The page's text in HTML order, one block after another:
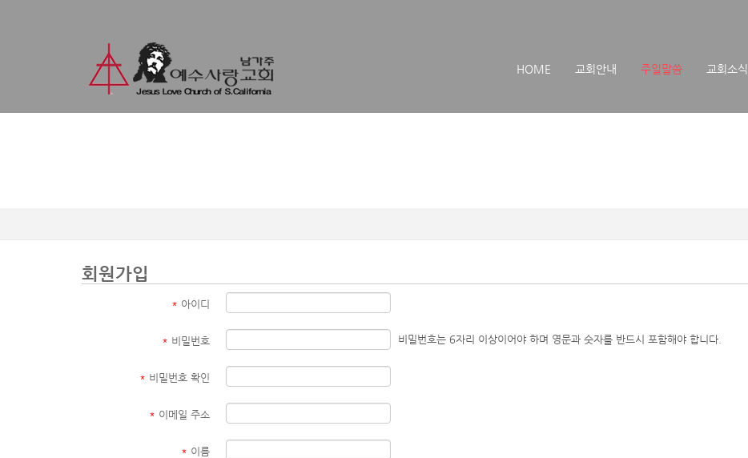
HOME 교회안내 주일말씀 교회소식
회원가입
* 아이디
* 비밀번호 비밀번호는 6자리 이상이어야 하며 영문과 숫자를 반드시 포함해야 합니다.
* 비밀번호 확인
* 이메일 주소
* 이름